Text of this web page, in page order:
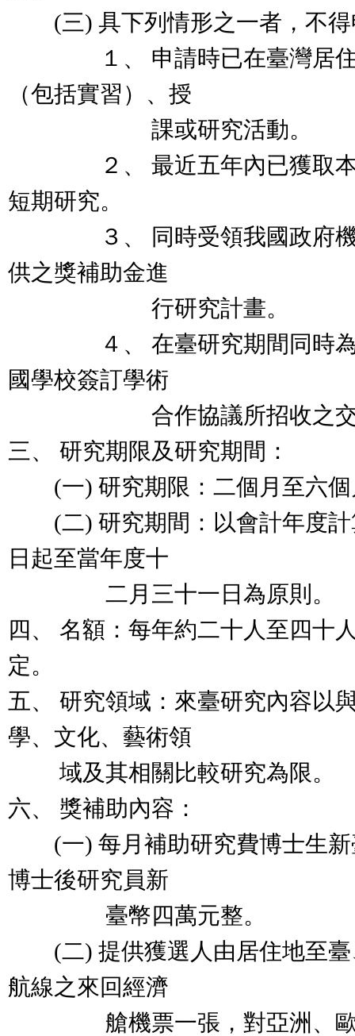
(三) 具下列情形之一者，不得
１、 申請時已在臺灣居住
（包括實習）、授
課或研究活動。
２、 最近五年內已獲取本
短期研究。
３、 同時受領我國政府機
供之獎補助金進
行研究計畫。
４、 在臺研究期間同時為
國學校簽訂學術
合作協議所招收之交
三、 研究期限及研究期間：
(一) 研究期限：二個月至六個
(二) 研究期間：以會計年度計
日起至當年度十
二月三十一日為原則。
四、 名額：每年約二十人至四十
定。
五、 研究領域：來臺研究內容以
學、文化、藝術領
域及其相關比較研究為限。
六、 獎補助內容：
(一) 每月補助研究費博士生新
博士後研究員新
臺幣四萬元整。
(二) 提供獲選人由居住地至臺
航線之來回經濟
艙機票一張，對亞洲、歐